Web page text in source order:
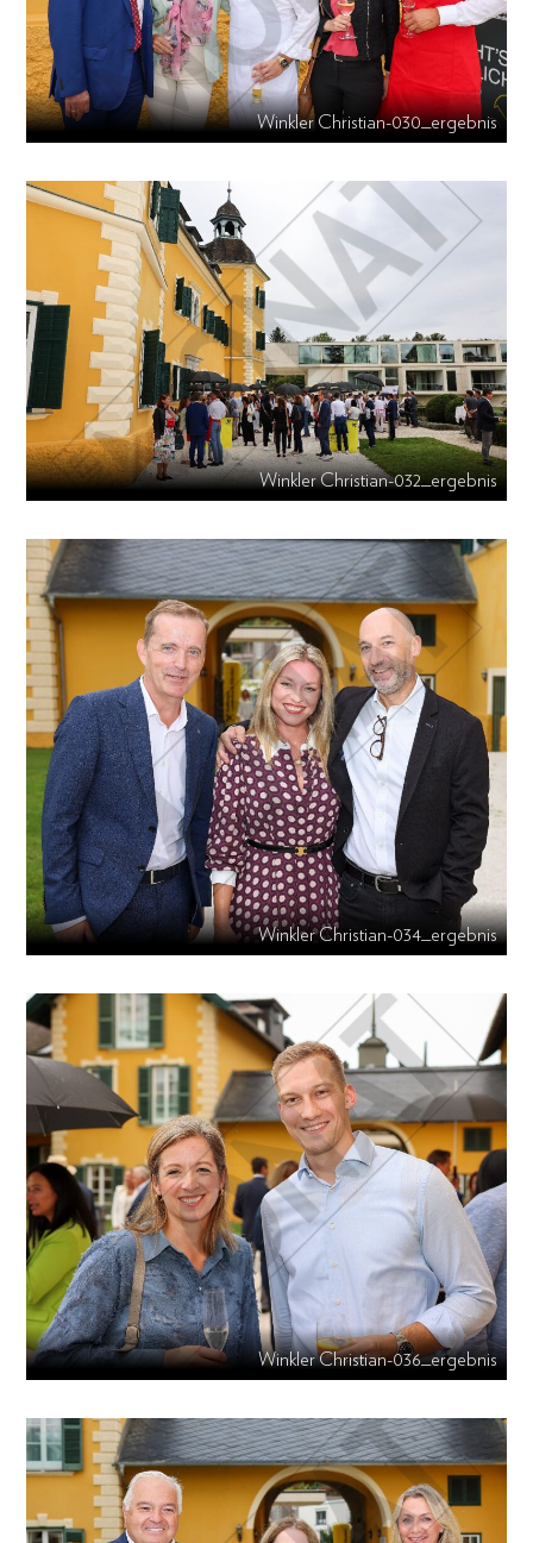
Winkler Christian-030_ergebnis
Winkler Christian-032_ergebnis
Winkler Christian-034_ergebnis
Winkler Christian-036_ergebnis